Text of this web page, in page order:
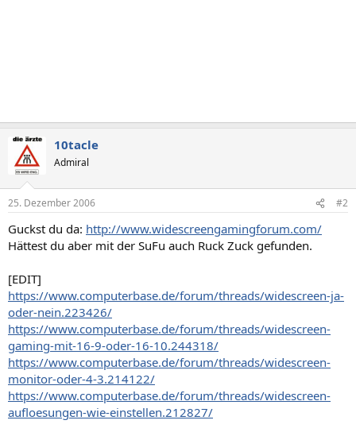
10tacle
Admiral
25. Dezember 2006 #2
Guckst du da: http://www.widescreengamingforum.com/
Hättest du aber mit der SuFu auch Ruck Zuck gefunden.
[EDIT]
https://www.computerbase.de/forum/threads/widescreen-ja-
oder-nein.223426/
https://www.computerbase.de/forum/threads/widescreen-
gaming-mit-16-9-oder-16-10.244318/
https://www.computerbase.de/forum/threads/widescreen-
monitor-oder-4-3.214122/
https://www.computerbase.de/forum/threads/widescreen-
aufloesungen-wie-einstellen.212827/